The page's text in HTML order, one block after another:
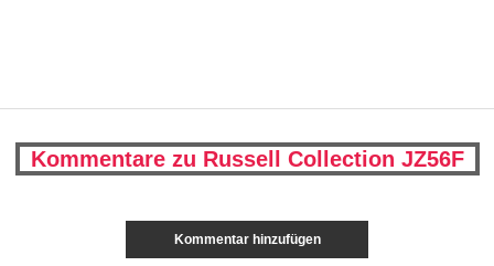
Kommentare zu Russell Collection JZ56F
Kommentar hinzufügen